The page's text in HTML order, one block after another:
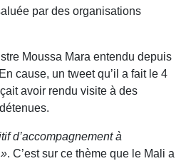
par des organisations
Moussa Mara entendu depuis
cause, un tweet qu’il a fait le 4
avoir rendu visite à des
d’accompagnement à
. C’est sur ce thème que le Mali a